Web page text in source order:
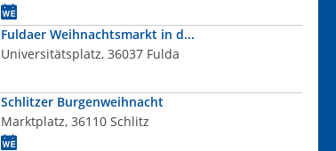
Fuldaer Weihnachtsmarkt in d...
Universitätsplatz, 36037 Fulda
Schlitzer Burgenweihnacht
Marktplatz, 36110 Schlitz